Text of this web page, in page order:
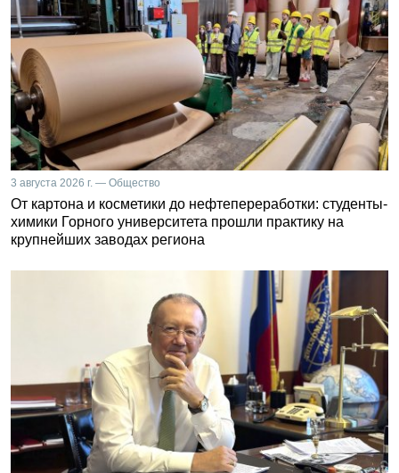
3 августа 2026 г. — Общество
От картона и косметики до нефтепереработки: студенты-
химики Горного университета прошли практику на
крупнейших заводах региона